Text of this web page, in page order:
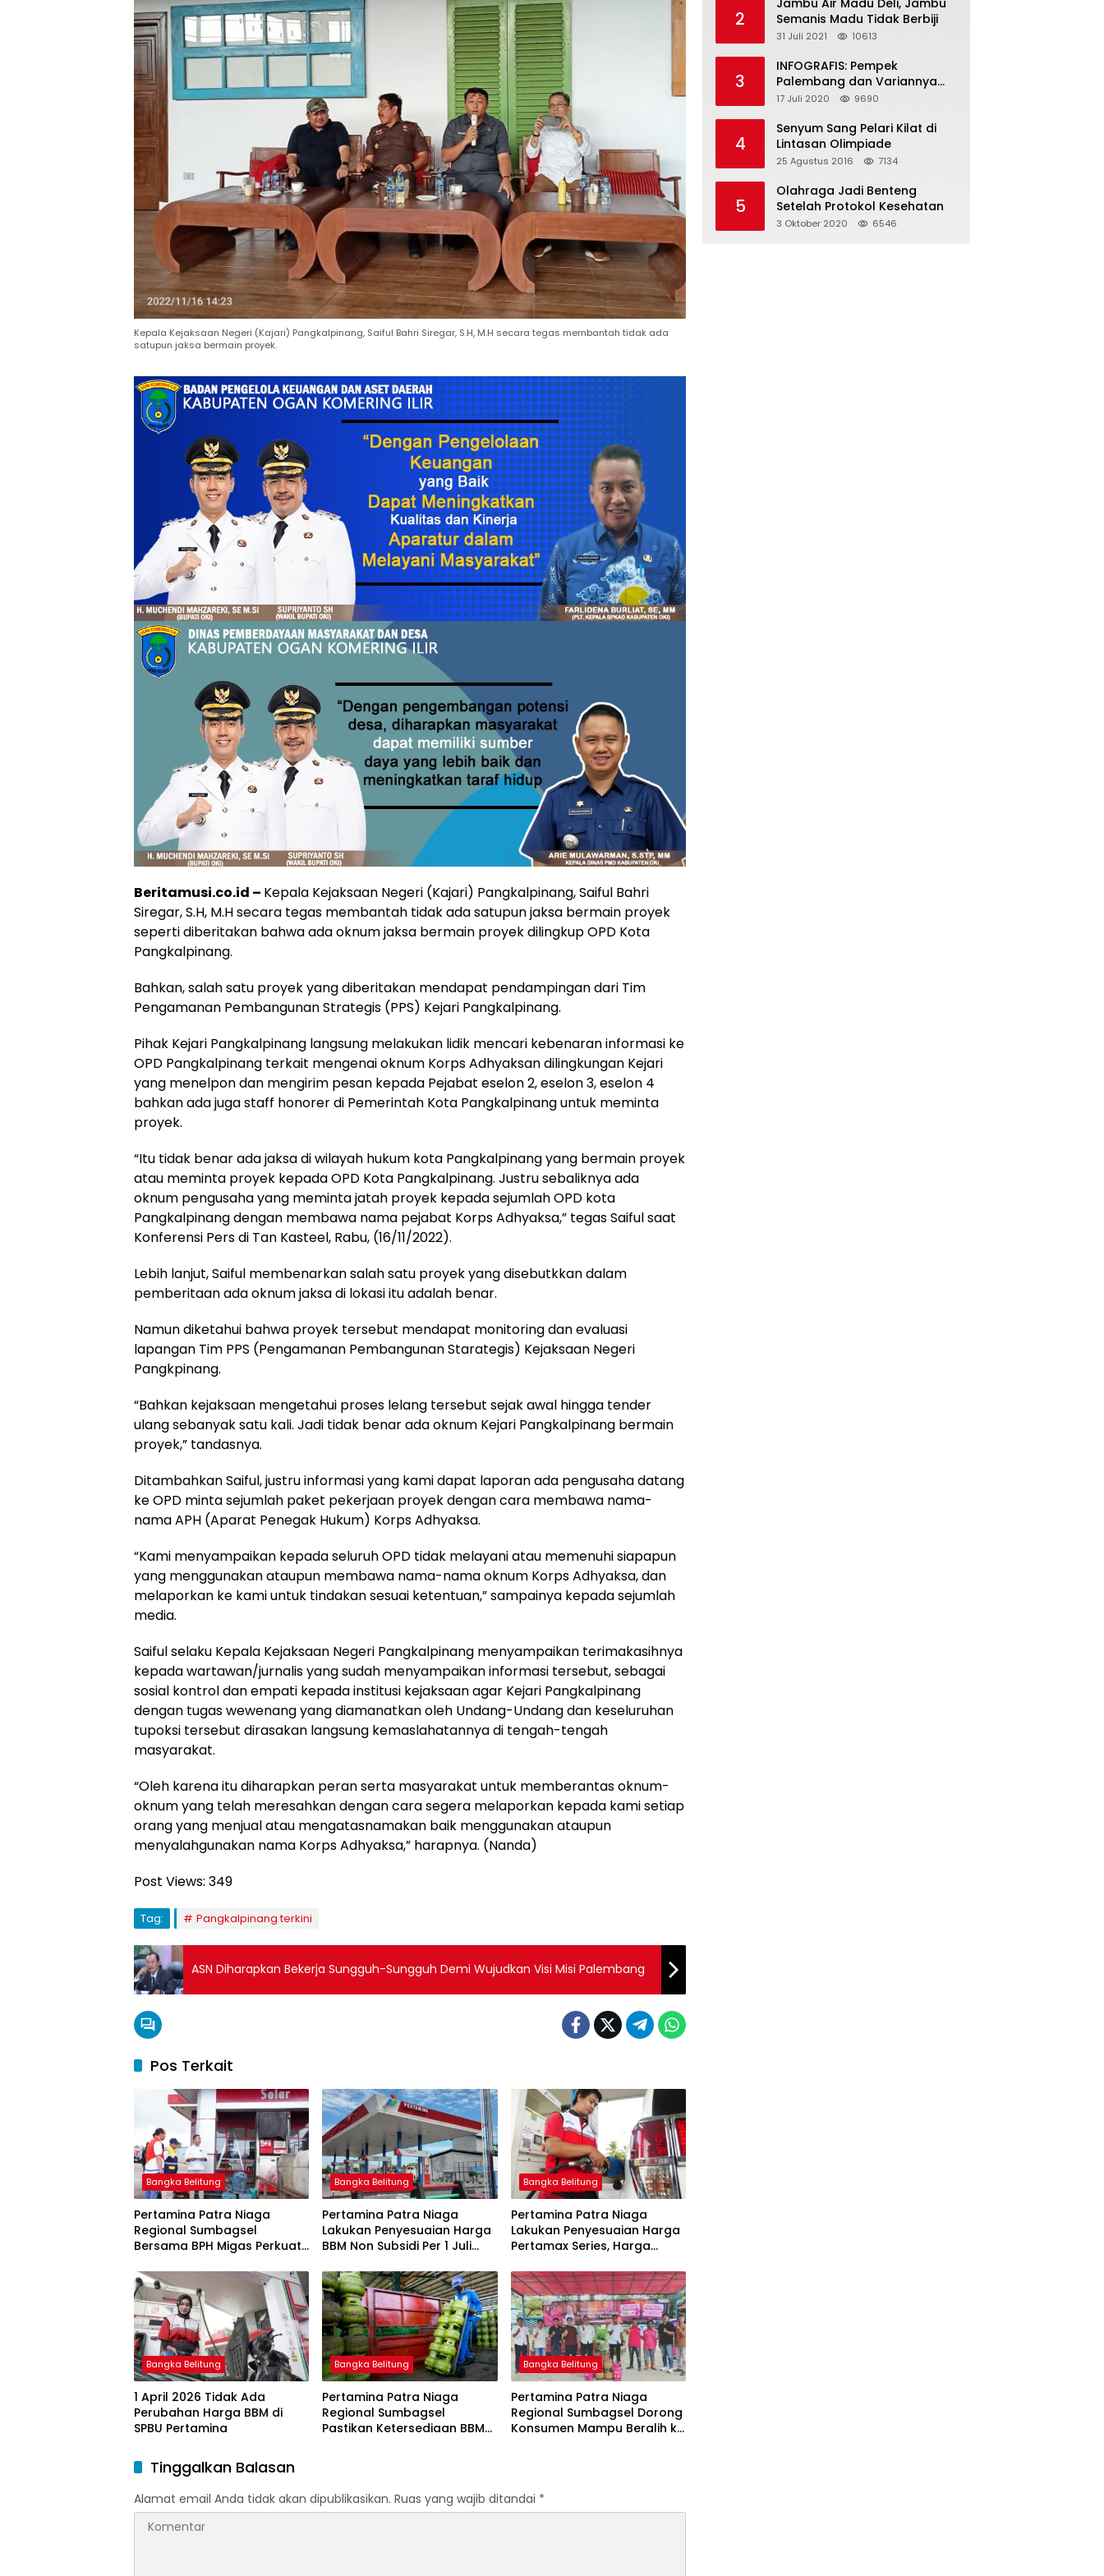
Kepala Kejaksaan Negeri (Kajari) Pangkalpinang, Saiful Bahri Siregar, S.H, M.H secara tegas membantah tidak ada
satupun jaksa bermain proyek.
Beritamusi.co.id – Kepala Kejaksaan Negeri (Kajari) Pangkalpinang, Saiful Bahri
Siregar, S.H, M.H secara tegas membantah tidak ada satupun jaksa bermain proyek
seperti diberitakan bahwa ada oknum jaksa bermain proyek dilingkup OPD Kota
Pangkalpinang.
Bahkan, salah satu proyek yang diberitakan mendapat pendampingan dari Tim
Pengamanan Pembangunan Strategis (PPS) Kejari Pangkalpinang.
Pihak Kejari Pangkalpinang langsung melakukan lidik mencari kebenaran informasi ke
OPD Pangkalpinang terkait mengenai oknum Korps Adhyaksan dilingkungan Kejari
yang menelpon dan mengirim pesan kepada Pejabat eselon 2, eselon 3, eselon 4
bahkan ada juga staff honorer di Pemerintah Kota Pangkalpinang untuk meminta
proyek.
“Itu tidak benar ada jaksa di wilayah hukum kota Pangkalpinang yang bermain proyek
atau meminta proyek kepada OPD Kota Pangkalpinang. Justru sebaliknya ada
oknum pengusaha yang meminta jatah proyek kepada sejumlah OPD kota
Pangkalpinang dengan membawa nama pejabat Korps Adhyaksa,” tegas Saiful saat
Konferensi Pers di Tan Kasteel, Rabu, (16/11/2022).
Lebih lanjut, Saiful membenarkan salah satu proyek yang disebutkkan dalam
pemberitaan ada oknum jaksa di lokasi itu adalah benar.
Namun diketahui bahwa proyek tersebut mendapat monitoring dan evaluasi
lapangan Tim PPS (Pengamanan Pembangunan Starategis) Kejaksaan Negeri
Pangkpinang.
“Bahkan kejaksaan mengetahui proses lelang tersebut sejak awal hingga tender
ulang sebanyak satu kali. Jadi tidak benar ada oknum Kejari Pangkalpinang bermain
proyek,” tandasnya.
Ditambahkan Saiful, justru informasi yang kami dapat laporan ada pengusaha datang
ke OPD minta sejumlah paket pekerjaan proyek dengan cara membawa nama-
nama APH (Aparat Penegak Hukum) Korps Adhyaksa.
“Kami menyampaikan kepada seluruh OPD tidak melayani atau memenuhi siapapun
yang menggunakan ataupun membawa nama-nama oknum Korps Adhyaksa, dan
melaporkan ke kami untuk tindakan sesuai ketentuan,” sampainya kepada sejumlah
media.
Saiful selaku Kepala Kejaksaan Negeri Pangkalpinang menyampaikan terimakasihnya
kepada wartawan/jurnalis yang sudah menyampaikan informasi tersebut, sebagai
sosial kontrol dan empati kepada institusi kejaksaan agar Kejari Pangkalpinang
dengan tugas wewenang yang diamanatkan oleh Undang-Undang dan keseluruhan
tupoksi tersebut dirasakan langsung kemaslahatannya di tengah-tengah
masyarakat.
“Oleh karena itu diharapkan peran serta masyarakat untuk memberantas oknum-
oknum yang telah meresahkan dengan cara segera melaporkan kepada kami setiap
orang yang menjual atau mengatasnamakan baik menggunakan ataupun
menyalahgunakan nama Korps Adhyaksa,” harapnya. (Nanda)
Post Views: 349
Tag: Pangkalpinang terkini
ASN Diharapkan Bekerja Sungguh-Sungguh Demi Wujudkan Visi Misi Palembang
Pos Terkait
Bangka Belitung
Pertamina Patra Niaga
Regional Sumbagsel
Bersama BPH Migas Perkuat
BBM Subsidi bagi Nelayan
melalui Aplikasi XSTAR
Bangka Belitung
Pertamina Patra Niaga
Lakukan Penyesuaian Harga
BBM Non Subsidi Per 1 Juli
Bangka Belitung
Pertamina Patra Niaga
Lakukan Penyesuaian Harga
Pertamax Series, Harga
Tetap
Bangka Belitung
1 April 2026 Tidak Ada
Perubahan Harga BBM di
SPBU Pertamina
Bangka Belitung
Pertamina Patra Niaga
Regional Sumbagsel
Pastikan Ketersediaan BBM
Bangka Belitung
Pertamina Patra Niaga
Regional Sumbagsel Dorong
Konsumen Mampu Beralih ke
Tinggalkan Balasan
Alamat email Anda tidak akan dipublikasikan. Ruas yang wajib ditandai *
2
Jambu Air Madu Deli, Jambu
Semanis Madu Tidak Berbiji
31 Juli 2021 10613
3
INFOGRAFIS: Pempek
Palembang dan Variannya
yang Melegenda
17 Juli 2020 9690
4
Senyum Sang Pelari Kilat di
Lintasan Olimpiade
25 Agustus 2016 7134
5
Olahraga Jadi Benteng
Setelah Protokol Kesehatan
3 Oktober 2020 6546